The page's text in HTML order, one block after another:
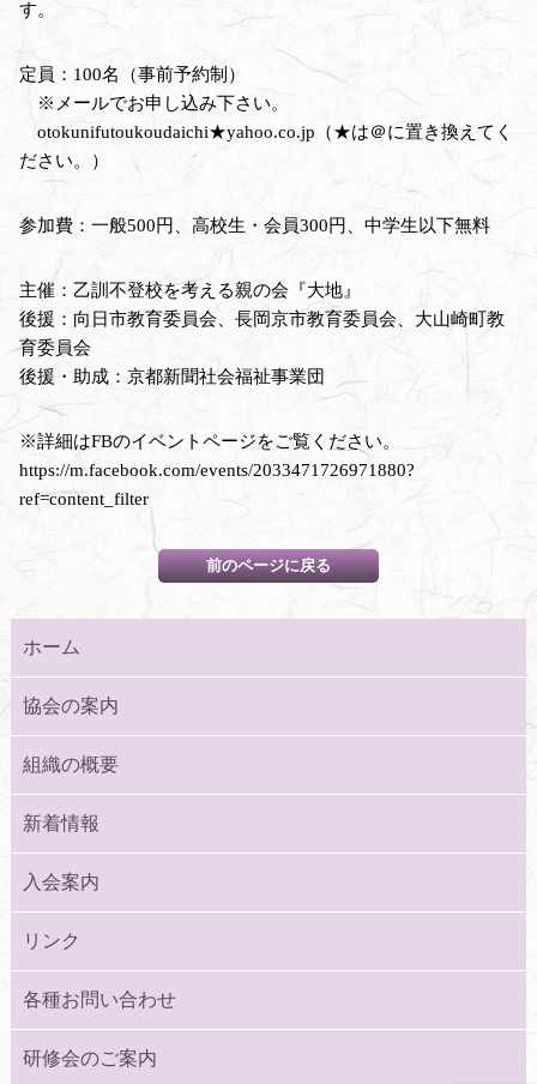
す。
定員：100名（事前予約制）
※メールでお申し込み下さい。
otokunifutoukoudaichi★yahoo.co.jp（★は＠に置き換えてく
ださい。）
参加費：一般500円、高校生・会員300円、中学生以下無料
主催：乙訓不登校を考える親の会『大地』
後援：向日市教育委員会、長岡京市教育委員会、大山崎町教
育委員会
後援・助成：京都新聞社会福祉事業団
※詳細はFBのイベントページをご覧ください。
https://m.facebook.com/events/2033471726971880?
ref=content_filter
ホーム
協会の案内
組織の概要
新着情報
入会案内
リンク
各種お問い合わせ
研修会のご案内